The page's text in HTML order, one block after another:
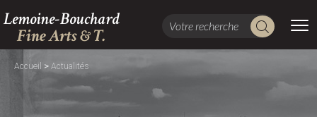
Lemoine-Bouchard
Fine Arts & T.
Accueil > Actualités